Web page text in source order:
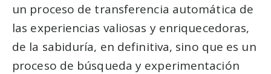
un proceso de transferencia automática de
las experiencias valiosas y enriquecedoras,
de la sabiduría, en definitiva, sino que es un
proceso de búsqueda y experimentación